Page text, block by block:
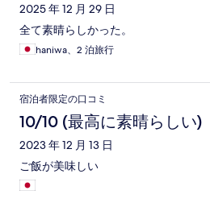
2025 年 12 月 29 日
全て素晴らしかった。
haniwa、2 泊旅行
宿泊者限定の口コミ
10/10 (最高に素晴らしい)
2023 年 12 月 13 日
ご飯が美味しい